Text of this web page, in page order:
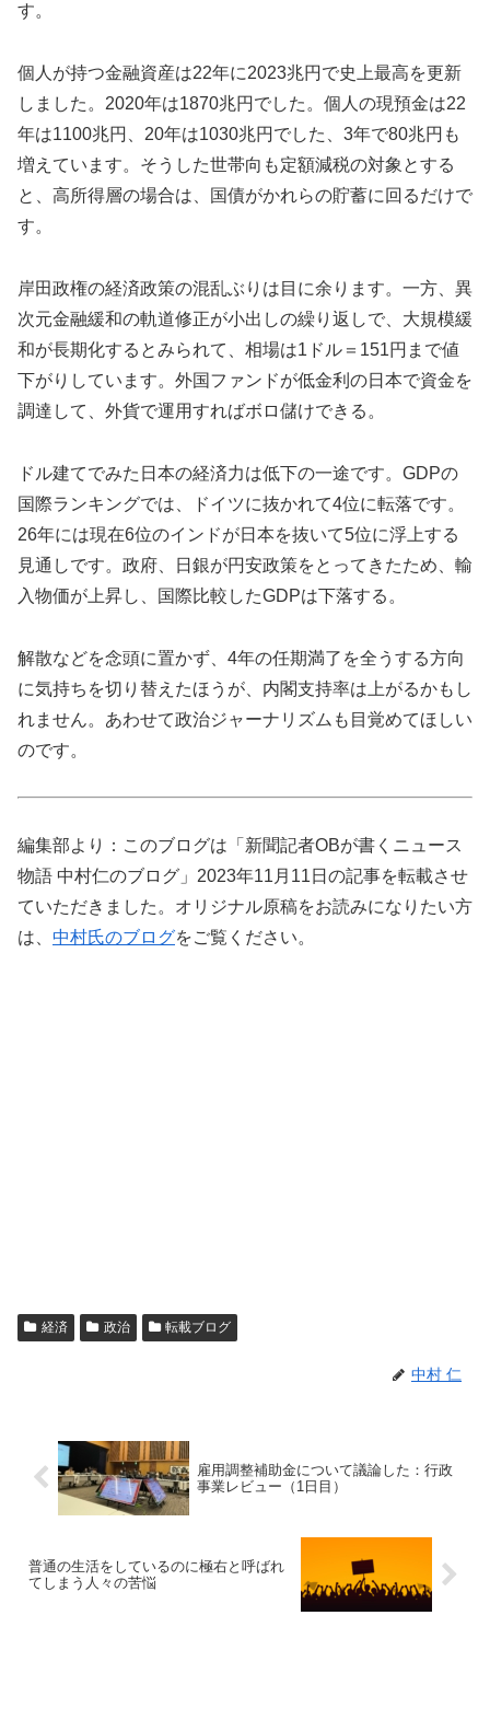
す。
個人が持つ金融資産は22年に2023兆円で史上最高を更新
しました。2020年は1870兆円でした。個人の現預金は22
年は1100兆円、20年は1030兆円でした、3年で80兆円も
増えています。そうした世帯向も定額減税の対象とする
と、高所得層の場合は、国債がかれらの貯蓄に回るだけで
す。
岸田政権の経済政策の混乱ぶりは目に余ります。一方、異
次元金融緩和の軌道修正が小出しの繰り返しで、大規模緩
和が長期化するとみられて、相場は1ドル＝151円まで値
下がりしています。外国ファンドが低金利の日本で資金を
調達して、外貨で運用すればボロ儲けできる。
ドル建てでみた日本の経済力は低下の一途です。GDPの
国際ランキングでは、ドイツに抜かれて4位に転落です。
26年には現在6位のインドが日本を抜いて5位に浮上する
見通しです。政府、日銀が円安政策をとってきたため、輸
入物価が上昇し、国際比較したGDPは下落する。
解散などを念頭に置かず、4年の任期満了を全うする方向
に気持ちを切り替えたほうが、内閣支持率は上がるかもし
れません。あわせて政治ジャーナリズムも目覚めてほしい
のです。
編集部より：このブログは「新聞記者OBが書くニュース
物語 中村仁のブログ」2023年11月11日の記事を転載させ
ていただきました。オリジナル原稿をお読みになりたい方
は、 中村氏のブログをご覧ください。
経済 政治 転載ブログ
中村 仁
雇用調整補助金について議論した：行政
事業レビュー（1日目）
普通の生活をしているのに極右と呼ばれ
てしまう人々の苦悩